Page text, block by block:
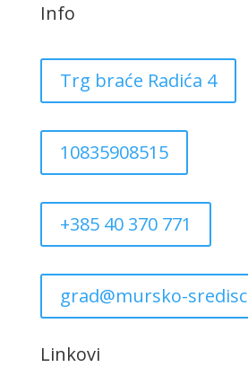
Info
Trg braće Radića 4
10835908515
+385 40 370 771
grad@mursko-
Linkovi